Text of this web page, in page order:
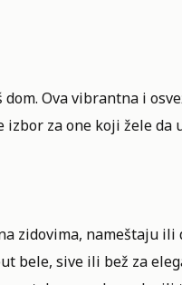
Ova vibrantna i
za one koji žele
zidovima, nameštaju
bele, sive ili bež za